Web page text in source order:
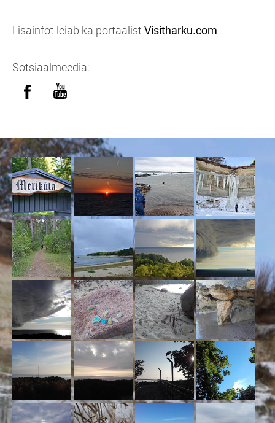
Lisainfot leiab ka portaalist Visitharku.com
Sotsiaalmeedia: